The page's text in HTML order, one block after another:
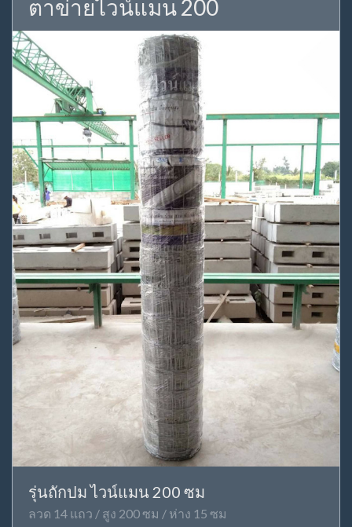
ตาข่ายไวน์แมน 200
รุ่นถักปม ไวน์แมน 200 ซม
ลวด 14 แถว / สูง 200 ซม / ห่าง 15 ซม